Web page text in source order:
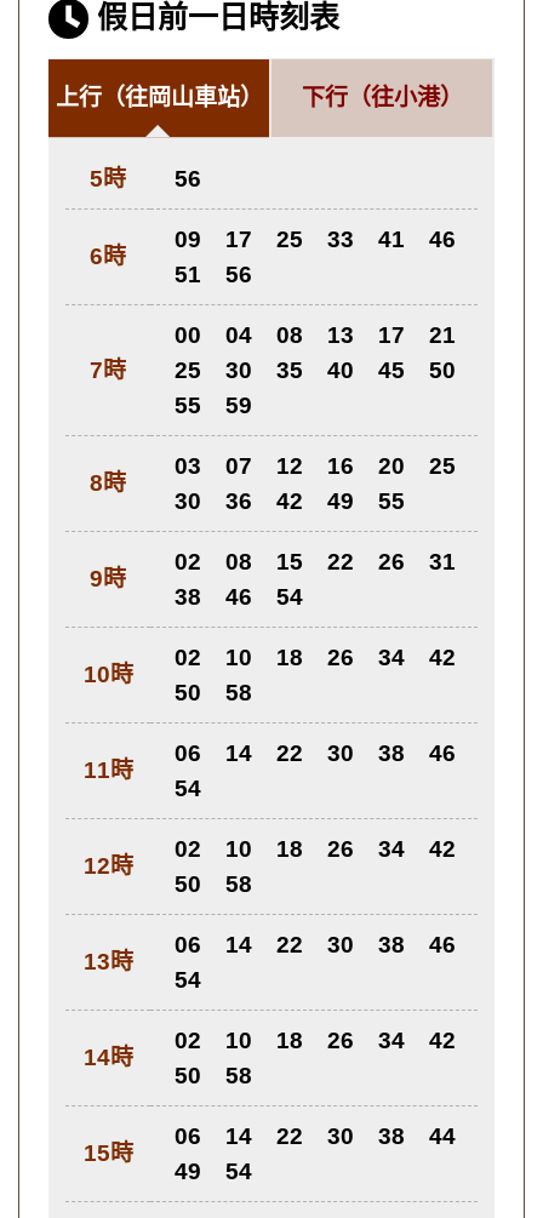
假日前一日時刻表
上行（往岡山車站） 下行（往小港）
5時 56
6時
09 17 25 33 41
46
51
56
7時
00 04 08 13 17
21
25
30 35 40 45
50
55
59
8時
03 07 12 16 20
25
30
36 42 49 55
9時
02 08 15 22 26
31
38
46 54
10時
02 10 18 26 34
42
50
58
11時
06 14 22 30 38
46
54
12時
02 10 18 26 34
42
50
58
13時
06 14 22 30 38
46
54
14時
02 10 18 26 34
42
50
58
15時
06 14 22 30 38
44
49
54